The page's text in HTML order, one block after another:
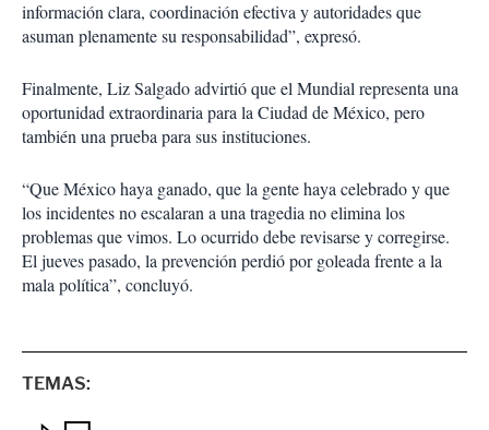
información clara, coordinación efectiva y autoridades que
asuman plenamente su responsabilidad”, expresó.
Finalmente, Liz Salgado advirtió que el Mundial representa una
oportunidad extraordinaria para la Ciudad de México, pero
también una prueba para sus instituciones.
“Que México haya ganado, que la gente haya celebrado y que
los incidentes no escalaran a una tragedia no elimina los
problemas que vimos. Lo ocurrido debe revisarse y corregirse.
El jueves pasado, la prevención perdió por goleada frente a la
mala política”, concluyó.
TEMAS: